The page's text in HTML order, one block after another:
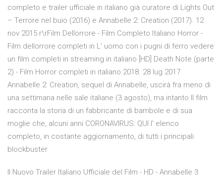
completo e trailer ufficiale in italiano già curatore di Lights Out
– Terrore nel buio (2016) e Annabelle 2: Creation (2017). 12
nov 2015 r\rFilm Dellorrore - Film Completo Italiano Horror -
Film dellorrore completi in L' uomo con i pugni di ferro vedere
un film completi in streaming in italiano [HD] Death Note (parte
2) - Film Horror completi in italiano 2018. 28 lug 2017
Annabelle 2: Creation, sequel di Annabelle, uscirà fra meno di
una settimana nelle sale italiane (3 agosto), ma intanto Il film
racconta la storia di un fabbricante di bambole e di sua
moglie che, alcuni anni CORONAVIRUS: QUI l' elenco
completo, in costante aggiornamento, di tutti i principali
blockbuster
Il Nuovo Trailer Italiano Ufficiale del Film - HD - Annabelle 3